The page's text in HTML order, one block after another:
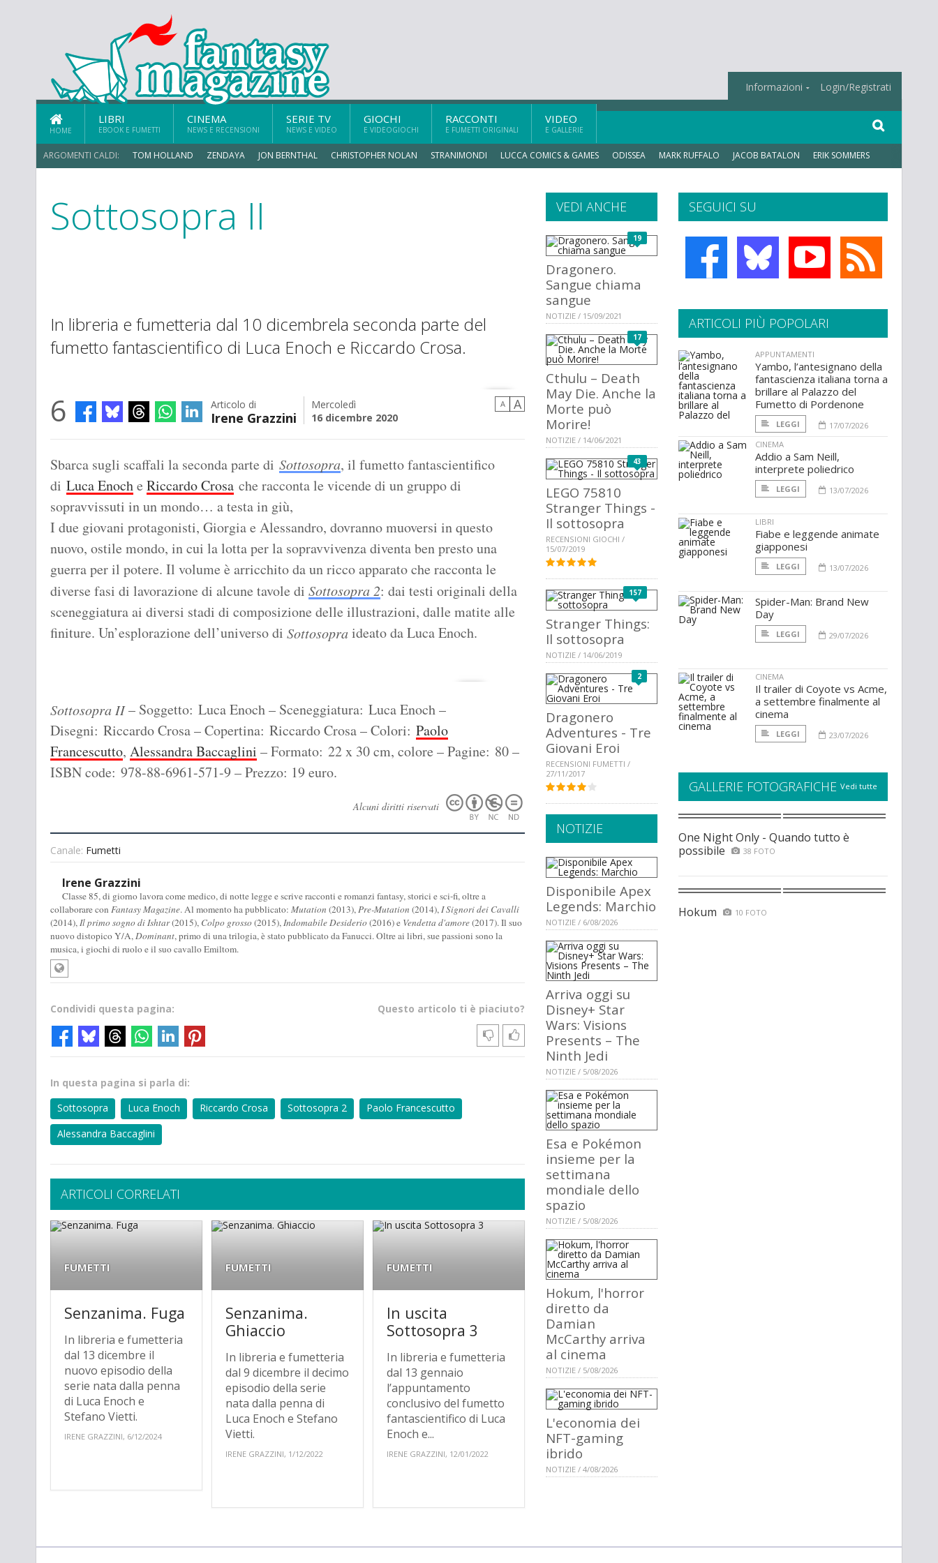
Informazioni Login/Registrati
HOME
LIBRI
EBOOK E FUMETTI
CINEMA
NEWS E RECENSIONI
SERIE TV
NEWS E VIDEO
GIOCHI
E VIDEOGIOCHI
RACCONTI
E FUMETTI ORIGINALI
VIDEO
E GALLERIE
ARGOMENTI CALDI: TOM HOLLAND ZENDAYA JON BERNTHAL CHRISTOPHER NOLAN STRANIMONDI LUCCA COMICS & GAMES ODISSEA MARK RUFFALO JACOB BATALON ERIK SOMMERS
Sottosopra II
In libreria e fumetteria dal 10 dicembrela seconda parte del
fumetto fantascientifico di Luca Enoch e Riccardo Crosa.
6 Articolo di
Irene Grazzini
Mercoledì
16 dicembre 2020
A A
Sbarca sugli scaffali la seconda parte di Sottosopra, il fumetto fantascientifico
di Luca Enoche Riccardo Crosa che racconta le vicende di un gruppo di
sopravvissuti in un mondo… a testa in giù,
I due giovani protagonisti, Giorgia e Alessandro, dovranno muoversi in questo
nuovo, ostile mondo, in cui la lotta per la sopravvivenza diventa ben presto una
guerra per il potere. Il volume è arricchito da un ricco apparato che racconta le
diverse fasi di lavorazione di alcune tavole di Sottosopra 2: dai testi originali della
sceneggiatura ai diversi stadi di composizione delle illustrazioni, dalle matite alle
finiture. Un’esplorazione dell’universo di Sottosopraideato da Luca Enoch.
Sottosopra II– Soggetto: Luca Enoch – Sceneggiatura: Luca Enoch –
Disegni: Riccardo Crosa – Copertina: Riccardo Crosa – Colori: Paolo
Francescutto, Alessandra Baccaglini – Formato: 22 x 30 cm, colore – Pagine: 80 –
ISBN code: 978-88-6961-571-9 – Prezzo: 19 euro.
Alcuni diritti riservati
Canale: Fumetti
Irene Grazzini
Classe 85, di giorno lavora come medico, di notte legge e scrive racconti e romanzi fantasy, storici e sci-fi, oltre a
collaborare con Fantasy Magazine. Al momento ha pubblicato: Mutation (2013),Pre-Mutation (2014),I Signori dei Cavalli
(2014),Il primo sogno di Ishtar(2015), Colpo grosso (2015),Indomabile Desiderio (2016) e Vendetta d'amore(2017). Il suo
nuovo distopico Y/A,Dominant, primo di una trilogia, è stato pubblicato da Fanucci. Oltre ai libri, sue passioni sono la
musica, i giochi di ruolo e il suo cavallo Emiltom.
Questo articolo ti è piaciuto?
Condividi questa pagina:
In questa pagina si parla di:
Sottosopra
Luca Enoch Riccardo Crosa Sottosopra 2
Paolo Francescutto
Alessandra Baccaglini
ARTICOLI CORRELATI
FUMETTI
Senzanima. Fuga
In libreria e fumetteria
dal 13 dicembre il
nuovo episodio della
serie nata dalla penna
di Luca Enoch e
Stefano Vietti.
IRENE GRAZZINI, 6/12/2024
FUMETTI
Senzanima.
Ghiaccio
In libreria e fumetteria
dal 9 dicembre il decimo
episodio della serie
nata dalla penna di
Luca Enoch e Stefano
Vietti.
IRENE GRAZZINI, 1/12/2022
FUMETTI
In uscita
Sottosopra 3
In libreria e fumetteria
dal 13 gennaio
l’appuntamento
conclusivo del fumetto
fantascientifico di Luca
Enoch e...
IRENE GRAZZINI, 12/01/2022
SEGUICI SU
VEDI ANCHE
19
Dragonero.
Sangue chiama
sangue
NOTIZIE / 15/09/2021
17
Cthulu – Death
May Die. Anche la
Morte può
Morire!
NOTIZIE / 14/06/2021
43
LEGO 75810
Stranger Things -
Il sottosopra
RECENSIONI GIOCHI /
15/07/2019
157
Stranger Things:
Il sottosopra
NOTIZIE / 14/06/2019
2
Dragonero
Adventures - Tre
Giovani Eroi
RECENSIONI FUMETTI /
27/11/2017
NOTIZIE
Disponibile Apex
Legends: Marchio
NOTIZIE / 6/08/2026
Arriva oggi su
Disney+ Star
Wars: Visions
Presents – The
Ninth Jedi
NOTIZIE / 5/08/2026
Esa e Pokémon
insieme per la
settimana
mondiale dello
spazio
NOTIZIE / 5/08/2026
Hokum, l'horror
diretto da
Damian
McCarthy arriva
al cinema
NOTIZIE / 5/08/2026
L'economia dei
NFT-gaming
ibrido
NOTIZIE / 4/08/2026
ARTICOLI PIÙ POPOLARI
APPUNTAMENTI
Yambo, l’antesignano della
fantascienza italiana torna a
brillare al Palazzo del
Fumetto di Pordenone
LEGGI
17/07/2026
CINEMA
Addio a Sam Neill,
interprete poliedrico
LEGGI 13/07/2026
LIBRI
Fiabe e leggende animate
giapponesi
LEGGI 13/07/2026
Spider-Man: Brand New
Day
LEGGI 29/07/2026
CINEMA
Il trailer di Coyote vs Acme,
a settembre finalmente al
cinema
LEGGI 23/07/2026
GALLERIE FOTOGRAFICHE Vedi tutte
One Night Only - Quando tutto è
possibile
38 FOTO
Hokum 10 FOTO